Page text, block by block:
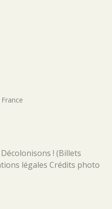
France
Décolonisons ! (Billets
légales Crédits photo